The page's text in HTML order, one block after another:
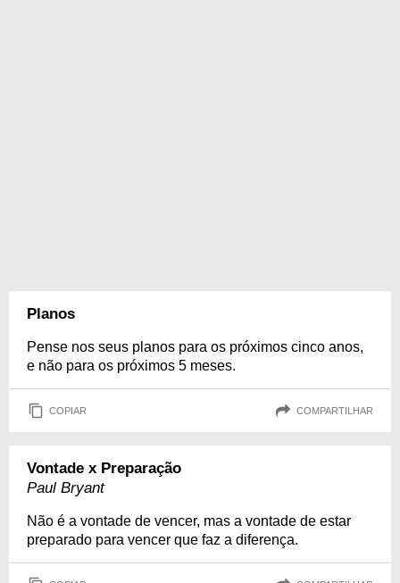
Planos
Pense nos seus planos para os próximos cinco anos,
e não para os próximos 5 meses.
COPIAR COMPARTILHAR
Vontade x Preparação
Paul Bryant
Não é a vontade de vencer, mas a vontade de estar
preparado para vencer que faz a diferença.